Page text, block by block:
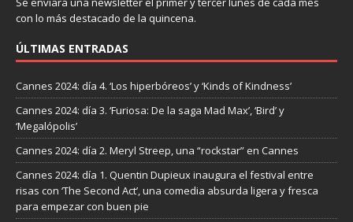
con lo más destacado de la quincena.
ÚLTIMAS ENTRADAS
Cannes 2024: día 4. ‘Los hiperbóreos’ y ‘Kinds of Kindness’
Cannes 2024: día 3. ‘Furiosa: De la saga Mad Max’, ‘Bird’ y
‘Megalópolis’
Cannes 2024: día 2. Meryl Streep, una “rockstar” en Cannes
Cannes 2024: día 1. Quentin Dupieux inaugura el festival entre
risas con ‘The Second Act’, una comedia absurda ligera y fresca
para empezar con buen pie